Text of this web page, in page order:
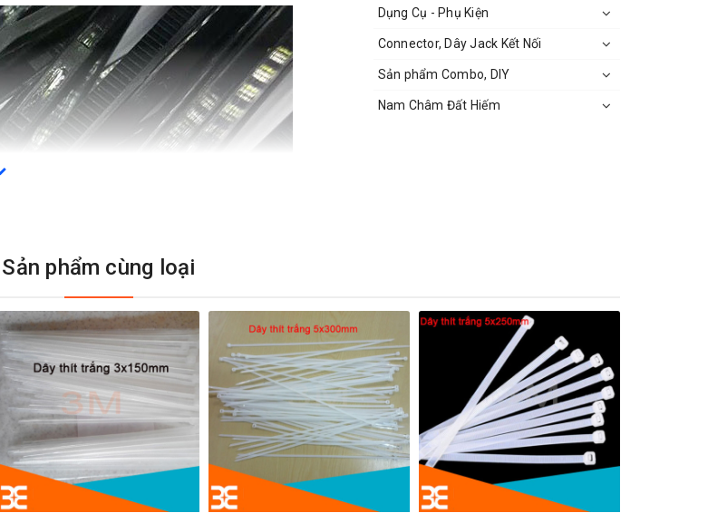
Dụng Cụ - Phụ Kiện
Connector, Dây Jack Kết Nối
Sản phẩm Combo, DIY
Nam Châm Đất Hiếm
Sản phẩm cùng loại